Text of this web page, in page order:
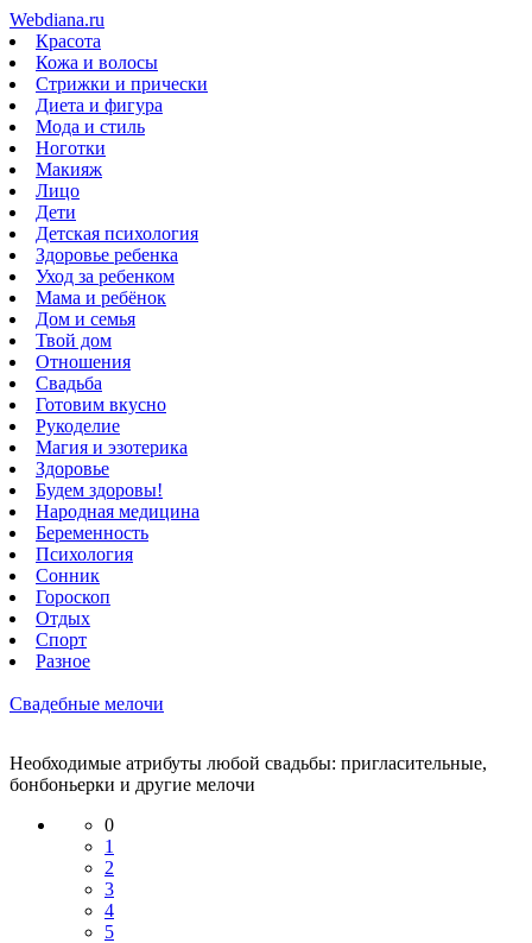
Webdiana.ru
Красота
Кожа и волосы
Стрижки и прически
Диета и фигура
Мода и стиль
Ноготки
Макияж
Лицо
Дети
Детская психология
Здоровье ребенка
Уход за ребенком
Мама и ребёнок
Дом и семья
Твой дом
Отношения
Свадьба
Готовим вкусно
Рукоделие
Магия и эзотерика
Здоровье
Будем здоровы!
Народная медицина
Беременность
Психология
Сонник
Гороскоп
Отдых
Спорт
Разное
Свадебные мелочи
Необходимые атрибуты любой свадьбы: пригласительные,
бонбоньерки и другие мелочи
0
1
2
3
4
5